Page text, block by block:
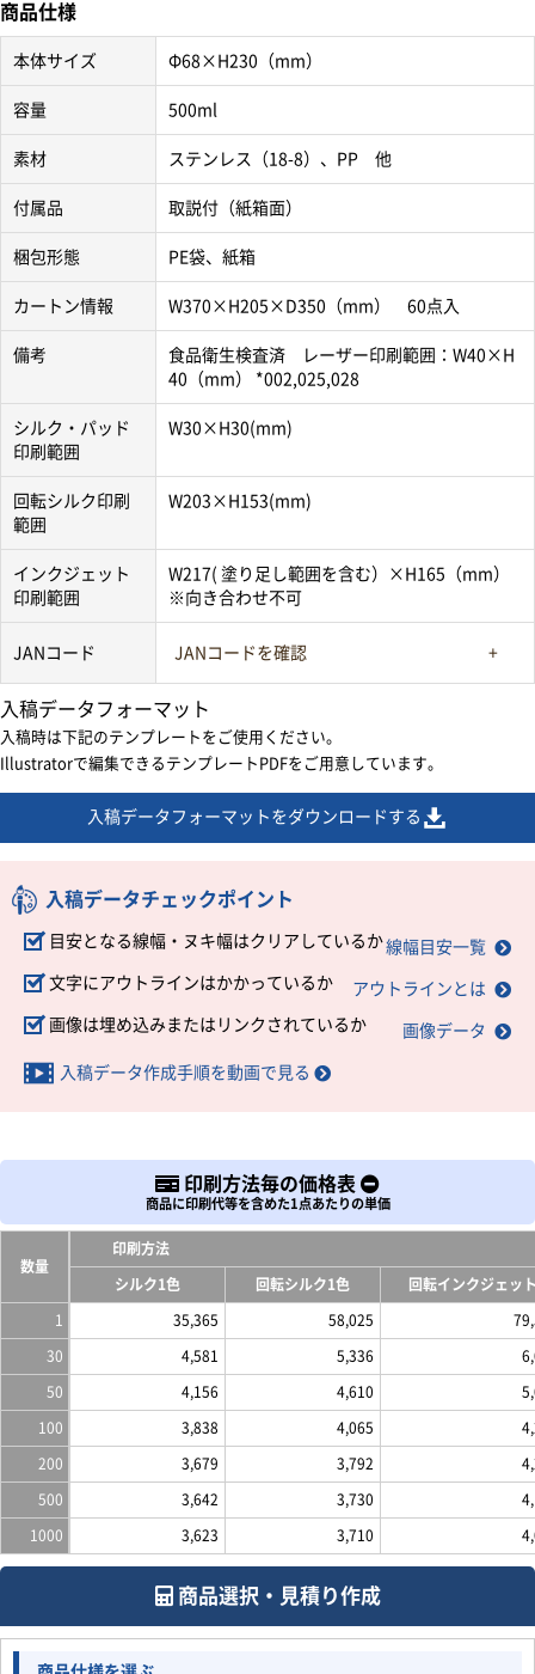
商品仕様
本体サイズ Φ68×H230（mm）
容量 500ml
素材 ステンレス（18-8）、PP 他
付属品 取説付（紙箱面）
梱包形態 PE袋、紙箱
カートン情報 W370×H205×D350（mm） 60点入
備考
食品衛生検査済 レーザー印刷範囲：W40×H
40（mm） *002,025,028
シルク・パッド
印刷範囲
W30×H30(mm)
回転シルク印刷
範囲
W203×H153(mm)
インクジェット
印刷範囲
W217( 塗り足し範囲を含む）×H165（mm）
※向き合わせ不可
JANコード JANコードを確認
入稿データフォーマット
入稿時は下記のテンプレートをご使用ください。
Illustratorで編集できるテンプレートPDFをご用意しています。
入稿データフォーマットをダウンロードする
入稿データチェックポイント
目安となる線幅・ヌキ幅はクリアしているか線幅目安一覧
文字にアウトラインはかかっているか アウトラインとは
画像は埋め込みまたはリンクされているか 画像データ
入稿データ作成手順を動画で見る
印刷方法毎の価格表
商品に印刷代等を含めた1点あたりの単価
数量
印刷方法
シルク1色 回転シルク1色 回転インクジェッ
1 35,365 58,025
30 4,581 5,336
50 4,156 4,610
100 3,838 4,065
200 3,679 3,792
500 3,642 3,730
1000 3,623 3,710
商品選択・見積り作成